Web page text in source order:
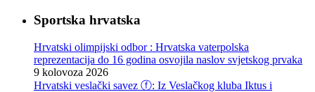
Sportska hrvatska
Hrvatski olimpijski odbor : Hrvatska vaterpolska
reprezentacija do 16 godina osvojila naslov svjetskog prvaka
9 kolovoza 2026
Hrvatski veslački savez ⓕ: Iz Veslačkog kluba Iktus i